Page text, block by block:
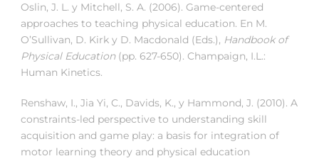
Oslin, J. L. y Mitchell, S. A. (2006). Game-centered
approaches to teaching physical education. En M.
O’Sullivan, D. Kirk y D. Macdonald (Eds.), Handbook of
Physical Education (pp. 627-650). Champaign, I.L.:
Human Kinetics.
Renshaw, I., Jia Yi, C., Davids, K., y Hammond, J. (2010). A
constraints-led perspective to understanding skill
acquisition and game play: a basis for integration of
motor learning theory and physical education